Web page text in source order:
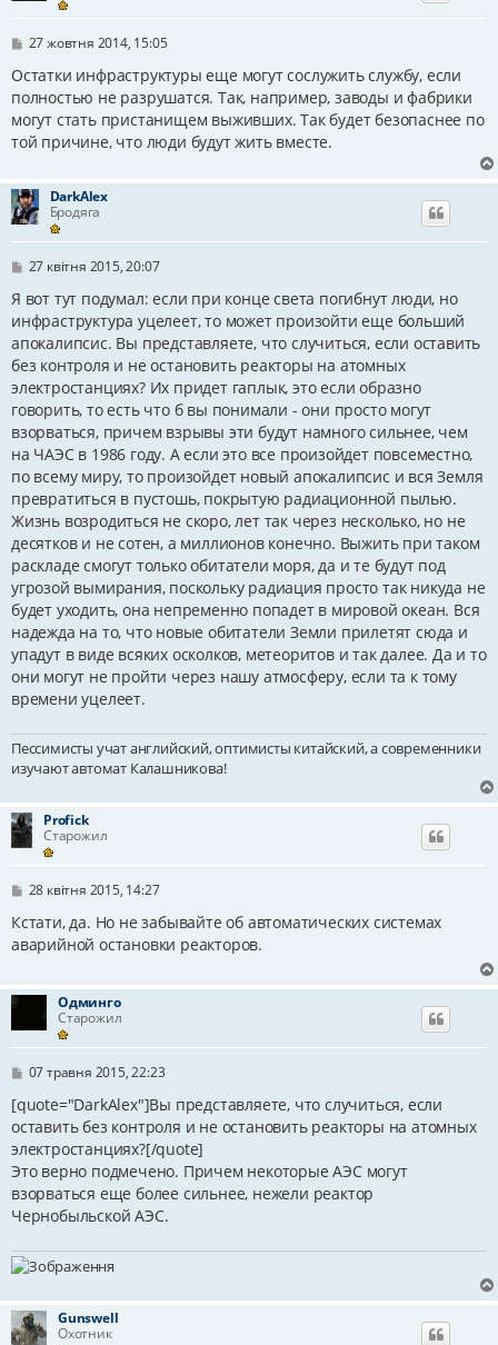
П
в
д
о
м
л
н
н
я
27 жовтня 2014, 15:05
Остатки инфраструктуры еще могут сослужить службу, если
полностью не разрушатся. Так, например, заводы и фабрики
могут стать пристанищем выживших. Так будет безопаснее по
той причине, что люди будут жить вместе.
DarkAlex
Бродяга
П
в
д
о
м
л
е
н
н
я
27 квітня 2015, 20:07
Я вот тут подумал: если при конце света погибнут люди, но
инфраструктура уцелеет, то может произойти еще больший
апокалипсис. Вы представляете, что случиться, если оставить
без контроля и не остановить реакторы на атомных
электростанциях? Их придет гаплык, это если образно
говорить, то есть что б вы понимали - они просто могут
взорваться, причем взрывы эти будут намного сильнее, чем
на ЧАЭС в 1986 году. А если это все произойдет повсеместно,
по всему миру, то произойдет новый апокалипсис и вся Земля
превратиться в пустошь, покрытую радиационной пылью.
Жизнь возродиться не скоро, лет так через несколько, но не
десятков и не сотен, а миллионов конечно. Выжить при таком
раскладе смогут только обитатели моря, да и те будут под
угрозой вымирания, поскольку радиация просто так никуда не
будет уходить, она непременно попадет в мировой океан. Вся
надежда на то, что новые обитатели Земли прилетят сюда и
упадут в виде всяких осколков, метеоритов и так далее. Да и то
они могут не пройти через нашу атмосферу, если та к тому
времени уцелеет.
Пессимисты учат английский, оптимисты китайский, а современники
изучают автомат Калашникова!
Profick
Старожил
П
в
д
л
н
н
28 квітня 2015, 14:27
Кстати, да. Но не забывайте об автоматических системах
аварийной остановки реакторов.
Одминго
Старожил
П
в
і
д
о
м
л
е
н
н
07 травня 2015, 22:23
[quote="DarkAlex"]Вы представляете, что случиться, если
оставить без контроля и не остановить реакторы на атомных
электростанциях?[/quote]
Это верно подмечено. Причем некоторые АЭС могут
взорваться еще более сильнее, нежели реактор
Чернобыльской АЭС.
Gunswell
Охотник